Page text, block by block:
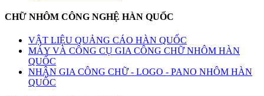
CHỮ NHÔM CÔNG NGHỆ HÀN QUỐC
VẬT LIỆU QUẢNG CÁO HÀN QUỐC
MÁY VÀ CÔNG CỤ GIA CÔNG CHỮ NHÔM HÀN
QUỐC
NHẬN GIA CÔNG CHỮ - LOGO - PANO NHÔM HÀN
QUỐC